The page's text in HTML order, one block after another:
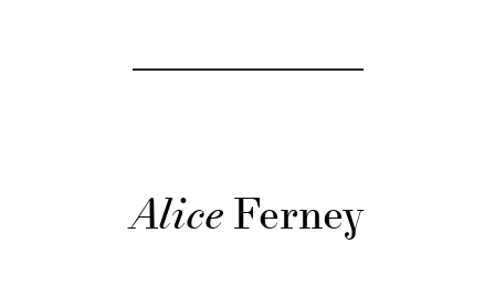
AliceFerney